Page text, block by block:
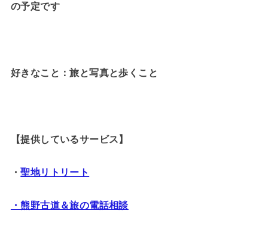
の予定です
好きなこと：旅と写真と歩くこと
【提供しているサービス】
・聖地リトリート
・熊野古道＆旅の電話相談